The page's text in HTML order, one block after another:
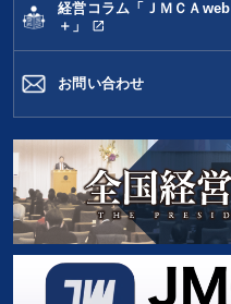
経営コラム「ＪＭＣＡweb
＋」
open_in_new
お問い合わせ